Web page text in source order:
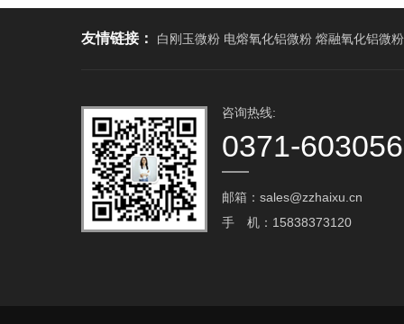
友情链接： 白刚玉微粉 电熔氧化铝微粉 熔融氧化铝微粉
咨询热线:
0371-
邮箱：sales@zzhaixu.cn
手 机：15838373120